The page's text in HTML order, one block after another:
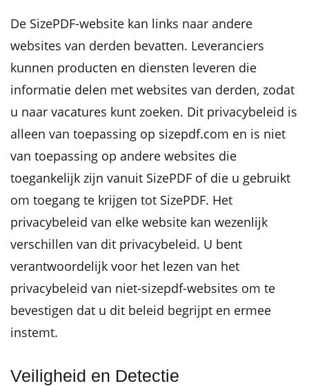
De SizePDF-website kan links naar andere
websites van derden bevatten. Leveranciers
kunnen producten en diensten leveren die
informatie delen met websites van derden, zodat
u naar vacatures kunt zoeken. Dit privacybeleid is
alleen van toepassing op sizepdf.com en is niet
van toepassing op andere websites die
toegankelijk zijn vanuit SizePDF of die u gebruikt
om toegang te krijgen tot SizePDF. Het
privacybeleid van elke website kan wezenlijk
verschillen van dit privacybeleid. U bent
verantwoordelijk voor het lezen van het
privacybeleid van niet-sizepdf-websites om te
bevestigen dat u dit beleid begrijpt en ermee
instemt.
Veiligheid en Detectie